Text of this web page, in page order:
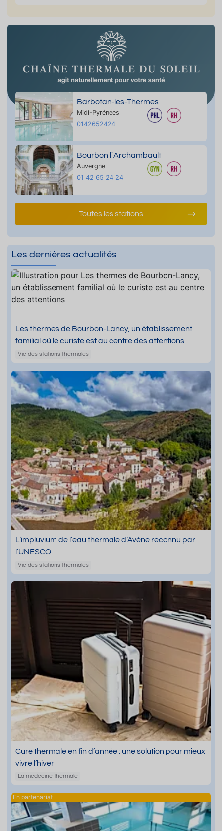
Barbotan-les-Thermes
Midi-Pyrénées
0142652424
Bourbon l`Archambault
Auvergne
01 42 65 24 24
Toutes les stations
Les dernières actualités
Les thermes de Bourbon-Lancy, un établissement
familial où le curiste est au centre des attentions
Vie des stations thermales
L’impluvium de l’eau thermale d’Avène reconnu par
l’UNESCO
Vie des stations thermales
Cure thermale en fin d’année : une solution pour mieux
vivre l’hiver
La médecine thermale